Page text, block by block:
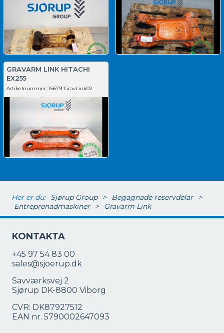
GRAVARM LINK HITACHI
EX255
Artikelnummer: 15679-GravLink02
Her er du: Sjørup Group > Begagnade reservdelar >
Entreprenadmaskiner > Gravarm Link
KONTAKTA
+45 97 54 83 00
sales@sjoerup.dk
Savværksvej 2
Sjørup DK-8800 Viborg
CVR: DK87927512
EAN nr. 5790002647093